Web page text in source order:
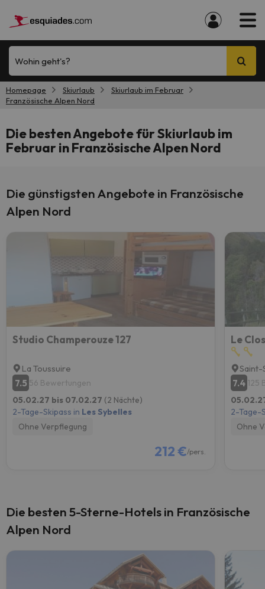
Wohin geht's?
Homepage Skiurlaub
Skiurlaub im Februar
Französische Alpen Nord
Die besten Angebote für Skiurlaub im
Februar in Französische Alpen Nord
Die günstigsten Angebote in Französische
Alpen Nord
Studio Champerouze 127
La Toussuire
7.5 56 Bewertungen
05.02.27 bis 07.02.27 (2 Nächte)
2-Tage-Skipass in Les Sybelles
Ohne Verpflegung
212 €/pers.
Le
7.4 125
2-Tage-
Ohne
Die besten 5-Sterne-Hotels in Französische
Alpen Nord